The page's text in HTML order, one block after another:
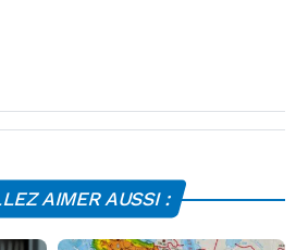
AIMER AUSSI :